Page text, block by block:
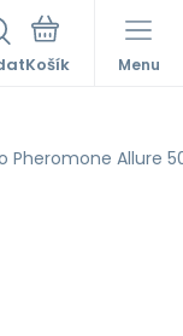
Menu
Pheromone Allure